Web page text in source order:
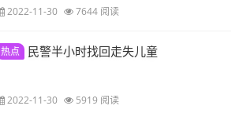
2022-11-30 7644 阅读
热点 民警半小时找回走失儿童
2022-11-30 5919 阅读